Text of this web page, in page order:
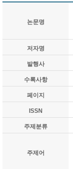
논문명
저자명
발행사
수록사항
페이지
ISSN
주제분류
주제어